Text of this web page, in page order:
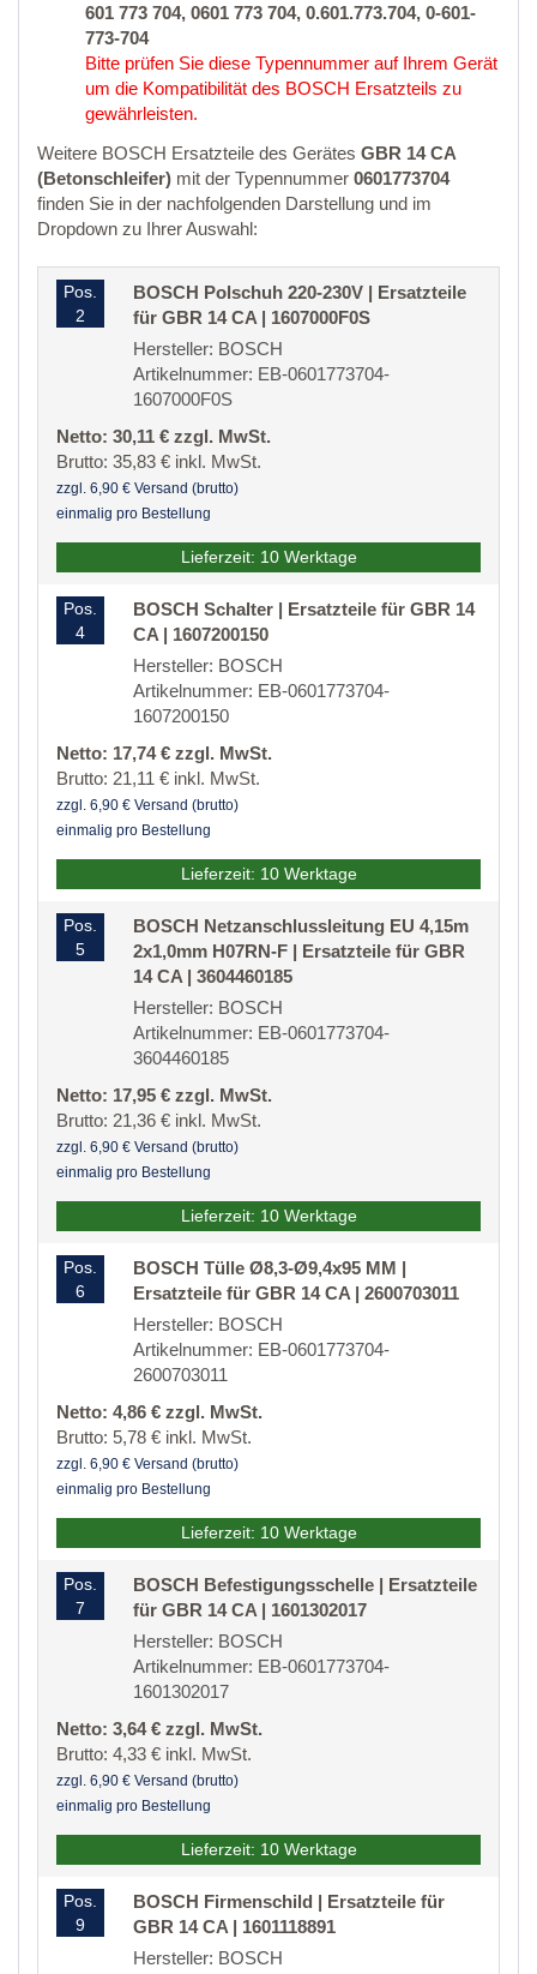
601 773 704, 0601 773 704, 0.601.773.704, 0-601-
773-704
Bitte prüfen Sie diese Typennummer auf Ihrem Gerät
um die Kompatibilität des BOSCH Ersatzteils zu
gewährleisten.
Weitere BOSCH Ersatzteile des Gerätes GBR 14 CA
(Betonschleifer) mit der Typennummer 0601773704
finden Sie in der nachfolgenden Darstellung und im
Dropdown zu Ihrer Auswahl:
Pos.
2
BOSCH Polschuh 220-230V | Ersatzteile
für GBR 14 CA | 1607000F0S
Hersteller: BOSCH
Artikelnummer: EB-0601773704-
1607000F0S
Netto: 30,11 € zzgl. MwSt.
Brutto: 35,83 € inkl. MwSt.
zzgl. 6,90 € Versand (brutto)
einmalig pro Bestellung
Lieferzeit: 10 Werktage
Pos.
4
BOSCH Schalter | Ersatzteile für GBR 14
CA | 1607200150
Hersteller: BOSCH
Artikelnummer: EB-0601773704-
1607200150
Netto: 17,74 € zzgl. MwSt.
Brutto: 21,11 € inkl. MwSt.
zzgl. 6,90 € Versand (brutto)
einmalig pro Bestellung
Lieferzeit: 10 Werktage
Pos.
5
BOSCH Netzanschlussleitung EU 4,15m
2x1,0mm H07RN-F | Ersatzteile für GBR
14 CA | 3604460185
Hersteller: BOSCH
Artikelnummer: EB-0601773704-
3604460185
Netto: 17,95 € zzgl. MwSt.
Brutto: 21,36 € inkl. MwSt.
zzgl. 6,90 € Versand (brutto)
einmalig pro Bestellung
Lieferzeit: 10 Werktage
Pos.
6
BOSCH Tülle Ø8,3-Ø9,4x95 MM |
Ersatzteile für GBR 14 CA | 2600703011
Hersteller: BOSCH
Artikelnummer: EB-0601773704-
2600703011
Netto: 4,86 € zzgl. MwSt.
Brutto: 5,78 € inkl. MwSt.
zzgl. 6,90 € Versand (brutto)
einmalig pro Bestellung
Lieferzeit: 10 Werktage
Pos.
7
BOSCH Befestigungsschelle | Ersatzteile
für GBR 14 CA | 1601302017
Hersteller: BOSCH
Artikelnummer: EB-0601773704-
1601302017
Netto: 3,64 € zzgl. MwSt.
Brutto: 4,33 € inkl. MwSt.
zzgl. 6,90 € Versand (brutto)
einmalig pro Bestellung
Lieferzeit: 10 Werktage
Pos.
9
BOSCH Firmenschild | Ersatzteile für
GBR 14 CA | 1601118891
Hersteller: BOSCH